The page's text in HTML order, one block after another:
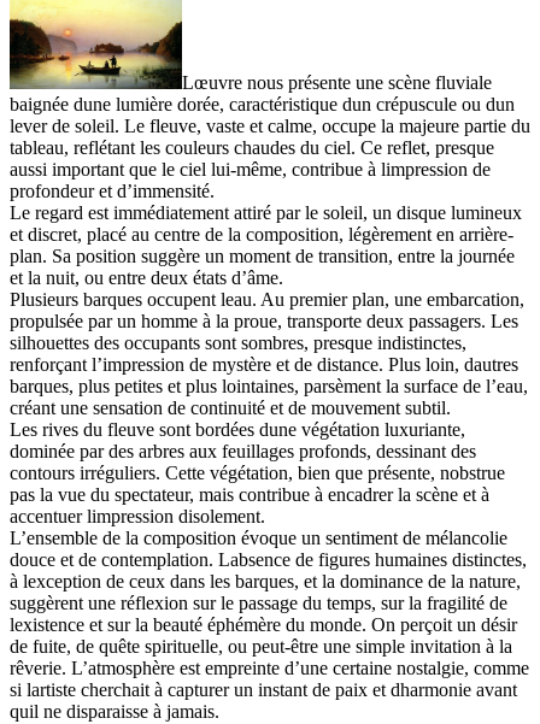
Lœuvre nous présente une scène fluviale
baignée dune lumière dorée, caractéristique dun crépuscule ou dun
lever de soleil. Le fleuve, vaste et calme, occupe la majeure partie du
tableau, reflétant les couleurs chaudes du ciel. Ce reflet, presque
aussi important que le ciel lui-même, contribue à limpression de
profondeur et d’immensité.
Le regard est immédiatement attiré par le soleil, un disque lumineux
et discret, placé au centre de la composition, légèrement en arrière-
plan. Sa position suggère un moment de transition, entre la journée
et la nuit, ou entre deux états d’âme.
Plusieurs barques occupent leau. Au premier plan, une embarcation,
propulsée par un homme à la proue, transporte deux passagers. Les
silhouettes des occupants sont sombres, presque indistinctes,
renforçant l’impression de mystère et de distance. Plus loin, dautres
barques, plus petites et plus lointaines, parsèment la surface de l’eau,
créant une sensation de continuité et de mouvement subtil.
Les rives du fleuve sont bordées dune végétation luxuriante,
dominée par des arbres aux feuillages profonds, dessinant des
contours irréguliers. Cette végétation, bien que présente, nobstrue
pas la vue du spectateur, mais contribue à encadrer la scène et à
accentuer limpression disolement.
L’ensemble de la composition évoque un sentiment de mélancolie
douce et de contemplation. Labsence de figures humaines distinctes,
à lexception de ceux dans les barques, et la dominance de la nature,
suggèrent une réflexion sur le passage du temps, sur la fragilité de
lexistence et sur la beauté éphémère du monde. On perçoit un désir
de fuite, de quête spirituelle, ou peut-être une simple invitation à la
rêverie. L’atmosphère est empreinte d’une certaine nostalgie, comme
si lartiste cherchait à capturer un instant de paix et dharmonie avant
quil ne disparaisse à jamais.